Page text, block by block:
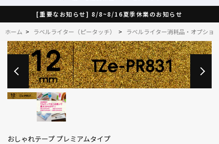
[重要なお知らせ] 8/8~8/16夏季休業のお知らせ
ホーム > ラベルライター（ピータッチ） > ラベルライター消耗品・オプショ
おしゃれテープ プレミアムタイプ